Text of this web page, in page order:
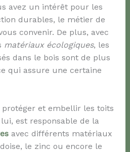
avez un intérêt pour les
durables, le métier de
convenir. De plus, avec
matériaux écologiques, les
dans le bois sont de plus
qui assure une certaine
et embellir les toits
est responsable de la
avec différents matériaux
le zinc ou encore le